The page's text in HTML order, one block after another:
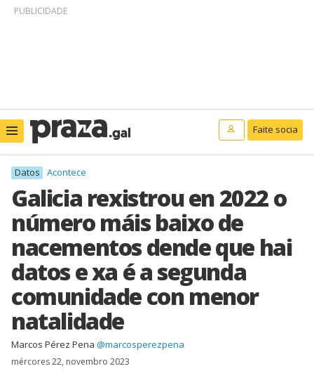
PUBLICIDADE
Faite socia
Datos Acontece
Galicia rexistrou en 2022 o
número máis baixo de
nacementos dende que hai
datos e xa é a segunda
comunidade con menor
natalidade
Marcos Pérez Pena @marcosperezpena
mércores 22, novembro 2023